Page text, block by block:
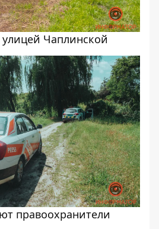
Чаплинской
правоохранители